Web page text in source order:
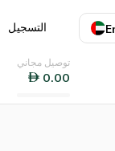
اللغة
التسجيل
توصيل مجاني
0.00